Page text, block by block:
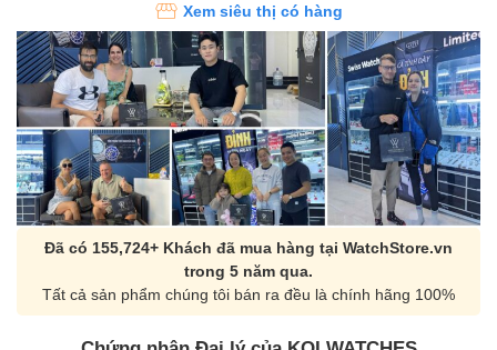
Xem siêu thị có hàng
Đã có 155,724+ Khách đã mua hàng tại WatchStore.vn
trong 5 năm qua.
Tất cả sản phẩm chúng tôi bán ra đều là chính hãng 100%